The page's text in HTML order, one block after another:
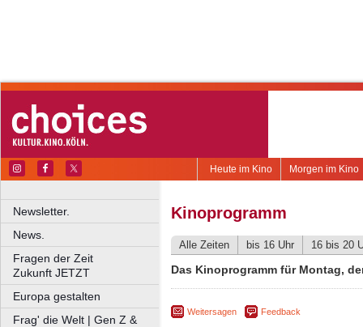
Morgen im Kino
Heute im Kino
Newsletter.
News.
Fragen der Zeit
Zukunft JETZT
Europa gestalten
Frag' die Welt | Gen Z &
Kinoprogramm
Alle Zeiten bis 16 Uhr 16 bis 20
Das Kinoprogramm für Montag,
Weitersagen Feedback